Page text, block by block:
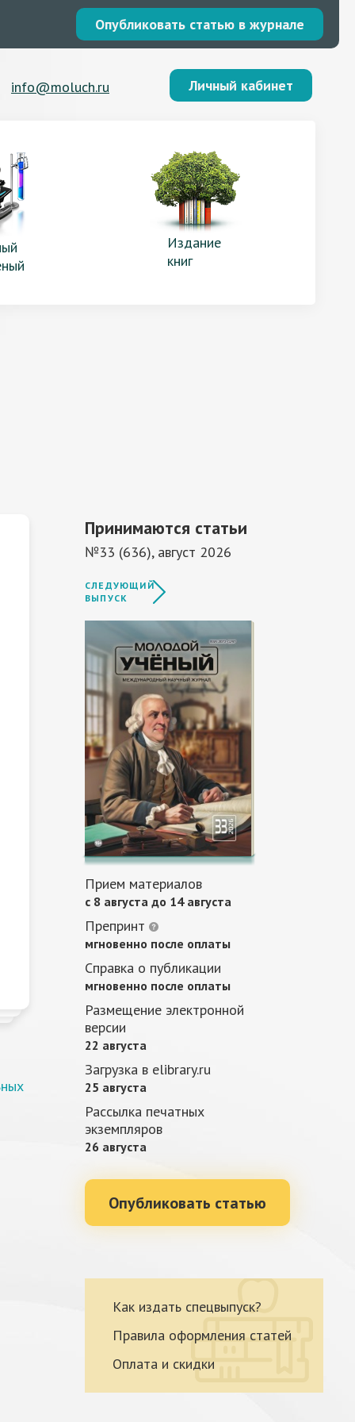
Опубликовать статью в журнале
info@moluch.ru Личный кабинет
Издание
книг
Принимаются статьи
№33 (636), август 2026
СЛЕДУЮЩИЙ
ВЫПУСК
Прием материалов
c 8 августа до 14 августа
Препринт
мгновенно после оплаты
Справка о публикации
мгновенно после оплаты
Размещение электронной
версии
22 августа
Загрузка в elibrary.ru
25 августа
Рассылка печатных
экземпляров
26 августа
Опубликовать статью
Как издать спецвыпуск?
Правила оформления статей
Оплата и скидки